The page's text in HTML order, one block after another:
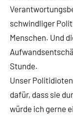
schwindliger
Menschen. Und
Stunde.
Unser
dafür, dass sie
würde ich gerne